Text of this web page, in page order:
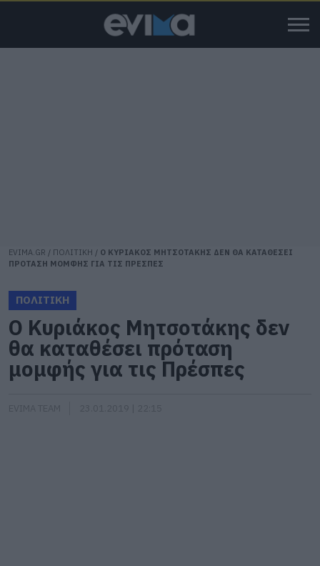
EVIMA.GR / ΠΟΛΙΤΙΚΗ / Ο ΚΥΡΙΑΚΟΣ ΜΗΤΣΟΤΑΚΗΣ ΔΕΝ ΘΑ ΚΑΤΑΘΕΣΕΙ
ΠΡΟΤΑΣΗ ΜΟΜΦΗΣ ΓΙΑ ΤΙΣ ΠΡΕΣΠΕΣ
ΠΟΛΙΤΙΚΗ
Ο Κυριάκος Μητσοτάκης δεν
θα καταθέσει πρόταση
μομφής για τις Πρέσπες